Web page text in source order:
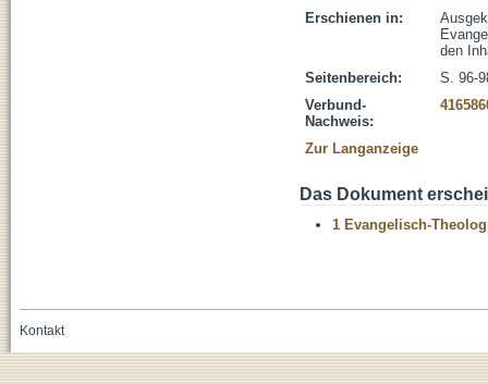
Erschienen in:
den
Seitenbereich:
S. 96-
Verbund-
Nachweis:
Zur Langanzeige
Das Dokument
1 Evangelisch-
Kontakt